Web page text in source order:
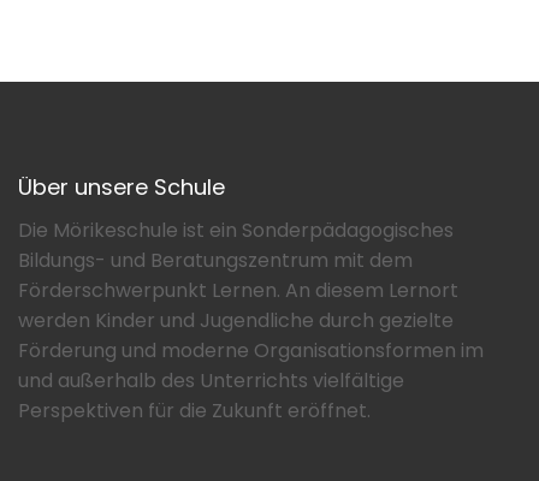
Über unsere Schule
Die Mörikeschule ist ein Sonderpädagogisches
Bildungs- und Beratungszentrum mit dem
Förderschwerpunkt Lernen. An diesem Lernort
werden Kinder und Jugendliche durch gezielte
Förderung und moderne Organisationsformen im
und außerhalb des Unterrichts vielfältige
Perspektiven für die Zukunft eröffnet.